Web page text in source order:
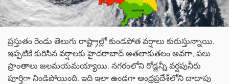
ప్రస్తుతం రెండు తెలుగు రాష్ట్రాల్లో కుండపోత వర్షాలు కురుస్తున్నాయి.
ఇప్పటికే కురిసిన వర్షాలకు హైదరాబాద్ అతలాకుతలం అవగా, పలు
ప్రాంతాలు జలమయమయ్యాయి. నగరంలోని రోడ్లన్నీ వర్షపునీరు
పూర్తిగా నిండిపోయింది. ఇది ఇలా ఉండగా ఆంధ్రప్రదేశ్‌లోని దాదాపు